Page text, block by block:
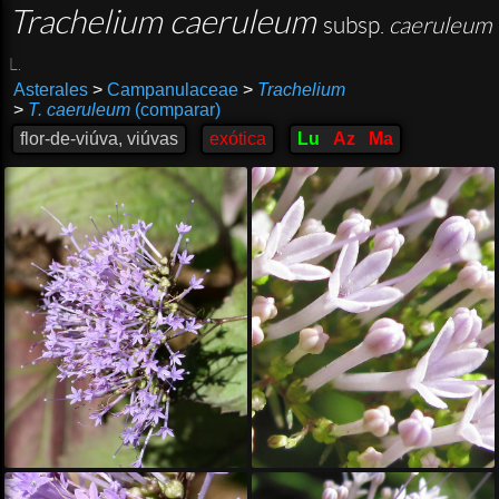
Trachelium caeruleum subsp. caeruleum
Asterales >Campanulaceae > Trachelium
> T. caeruleum(comparar)
flor-de-viúva, viúvas
exótica Lu Az Ma